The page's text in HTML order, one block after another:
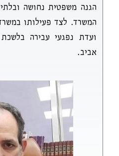
הגנה משפטית נחושה
המשרד. לצד פעילותו
ועדת נפגעי עבירה
אביב.